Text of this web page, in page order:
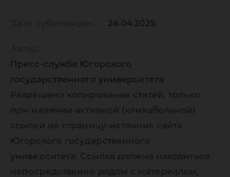
24.04.2025
Пресс-служба Югорского
государственного университета
Разрешено копирование статей, только
при наличии активной (кликабельной)
ссылки на страницу-источник сайта
Югорского государственного
университета. Ссылка должна находиться
непосредственно рядом с материалом,